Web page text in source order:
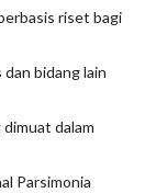
riset bagi
bidang lain
dalam
Parsimonia